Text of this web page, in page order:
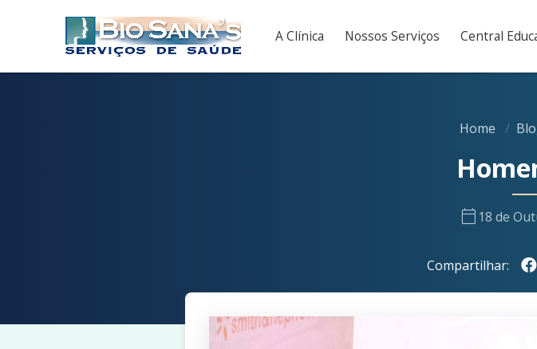
A Clínica Nossos Serviços Central
Home
calendar_today 18 de
Compartilhar: